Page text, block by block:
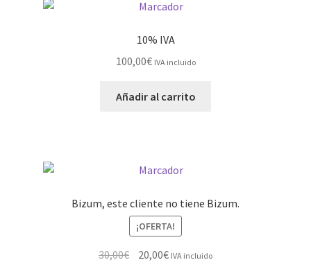
10% IVA
100,00€ IVA incluido
Añadir al carrito
Bizum, este cliente no tiene Bizum.
¡OFERTA!
30,00€
El20,00€ElIVA incluido